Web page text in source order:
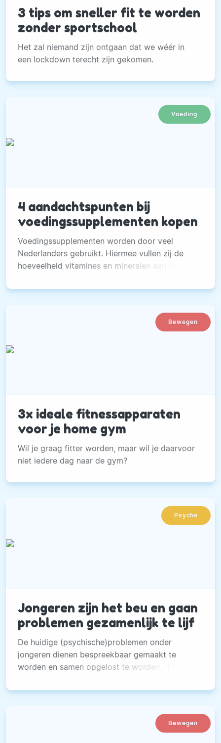
3 tips om sneller fit te worden
zonder sportschool
Het zal niemand zijn ontgaan dat we wéér in
een lockdown terecht zijn gekomen.
Voeding
4 aandachtspunten bij
voedingssupplementen kopen
Voedingssupplementen worden door veel
Nederlanders gebruikt. Hiermee vullen zij de
hoeveelheid vitamines en mineralen aan die ze
Bewegen
3x ideale fitnessapparaten
voor je home gym
Wil je graag fitter worden, maar wil je daarvoor
niet iedere dag naar de gym?
Psyche
Jongeren zijn het beu en gaan
problemen gezamenlijk te lijf
De huidige (psychische)problemen onder
jongeren dienen bespreekbaar gemaakt te
worden en samen opgelost te worden. 'Time
Bewegen